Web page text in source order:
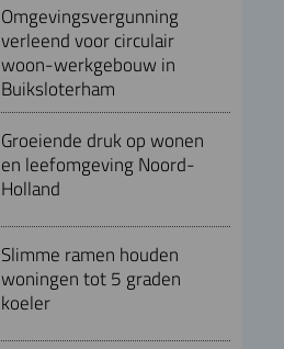
Omgevingsvergunning
verleend voor circulair
woon-werkgebouw in
Buiksloterham
Groeiende druk op wonen
en leefomgeving Noord-
Holland
Slimme ramen houden
woningen tot 5 graden
koeler